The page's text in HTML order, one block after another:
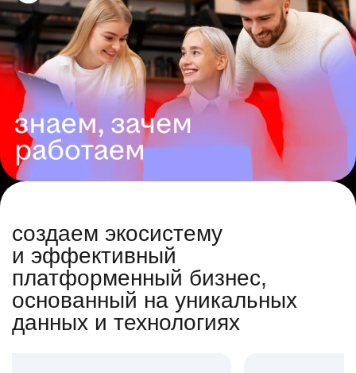
создаем экосистему
и эффективный
платформенный бизнес,
основанный на уникальных
данных и технологиях